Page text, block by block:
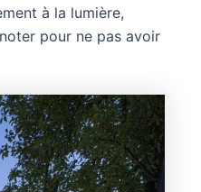
à la lumière,
pour ne pas avoir